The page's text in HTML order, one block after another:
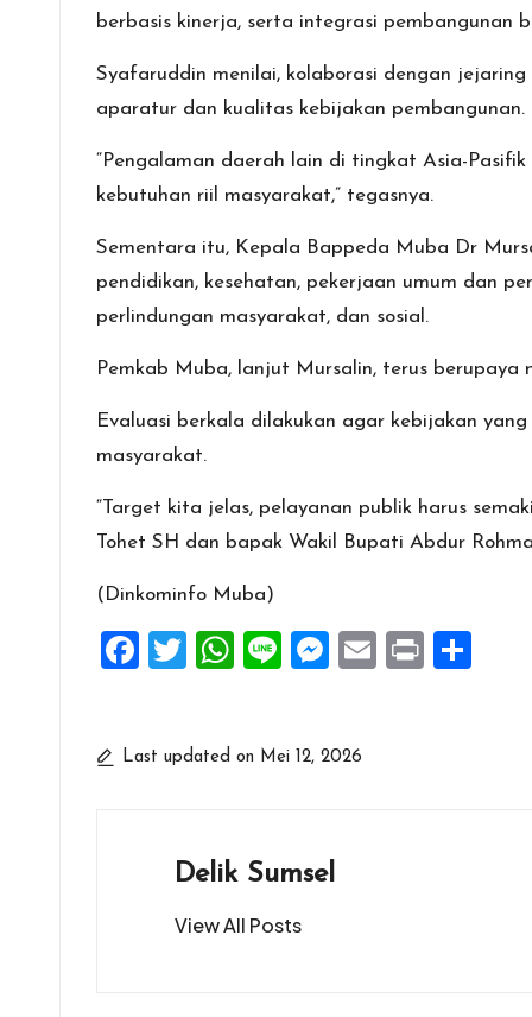
berbasis kinerja, serta integrasi pembangunan
Syafaruddin menilai, kolaborasi dengan
aparatur dan kualitas kebijakan pembangunan.
“Pengalaman daerah lain di tingkat Asia-
kebutuhan riil masyarakat,” tegasnya.
Sementara itu, Kepala Bappeda Muba Dr
pendidikan, kesehatan, pekerjaan umum dan
perlindungan masyarakat, dan sosial.
Pemkab Muba, lanjut Mursalin, terus
Evaluasi berkala dilakukan agar kebijakan
masyarakat.
“Target kita jelas, pelayanan publik harus
Tohet SH dan bapak Wakil Bupati Abdur
(Dinkominfo Muba)
F
b
T
er
W
s
p
Li
M
n
E
Pr
Last updated on Mei 12, 2026
Delik Sumsel
View All Posts